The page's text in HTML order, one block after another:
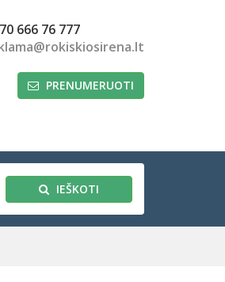
666 76 777
PRENUMERUOTI
IEŠKOTI